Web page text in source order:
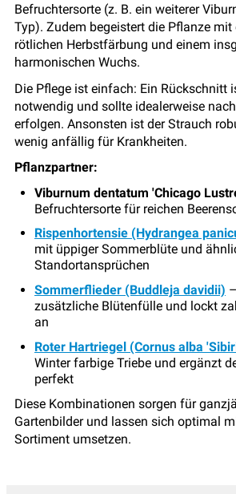
Befruchtersorte (z. B. ein weiterer
Typ). Zudem begeistert die Pflanze mit
rötlichen Herbstfärbung und einem
harmonischen Wuchs.
Die Pflege ist einfach: Ein Rückschnitt
notwendig und sollte idealerweise
erfolgen. Ansonsten ist der Strauch
wenig anfällig für Krankheiten.
Pflanzpartner:
Viburnum dentatum 'Chicago
Befruchtersorte für reichen
Rispenhortensie (Hydrangea
mit üppiger Sommerblüte und
Standortansprüchen
Sommerflieder (Buddleja davidii)
zusätzliche Blütenfülle und lockt
an
Roter Hartriegel (Cornus alba
Winter farbige Triebe und ergänzt
perfekt
Diese Kombinationen sorgen für
Gartenbilder und lassen sich optimal
Sortiment umsetzen.